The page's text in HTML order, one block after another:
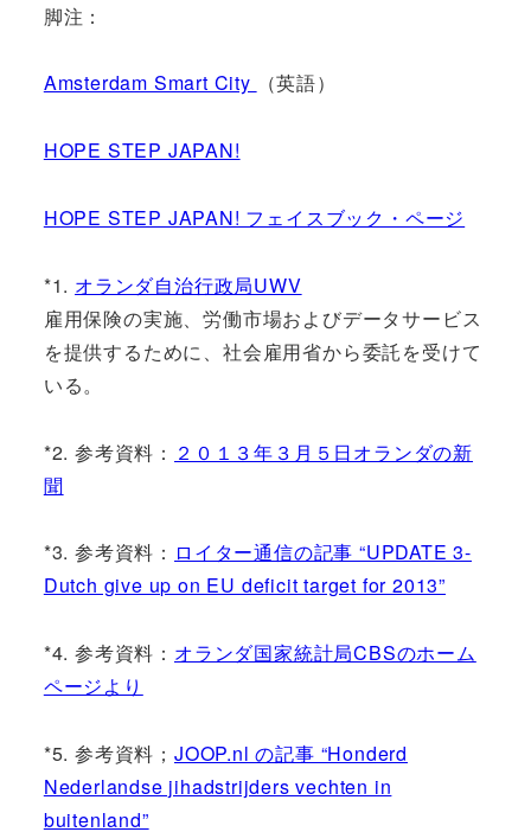
脚注：
Amsterdam Smart City （英語）
HOPE STEP JAPAN!
HOPE STEP JAPAN! フェイスブック・ページ
*1. オランダ自治行政局UWV
雇用保険の実施、労働市場およびデータサービス
を提供するために、社会雇用省から委託を受けて
いる。
*2. 参考資料： ２０１３年３月５日オランダの新
聞
*3. 参考資料： ロイター通信の記事 “UPDATE 3-
Dutch give up on EU deficit target for 2013”
*4. 参考資料： オランダ国家統計局CBSのホーム
ページより
*5. 参考資料； JOOP.nl の記事 “Honderd
Nederlandse jihadstrijders vechten in
buitenland”